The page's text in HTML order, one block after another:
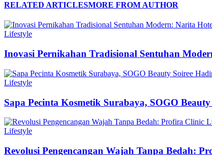
RELATED ARTICLESMORE FROM AUTHOR
Lifestyle
Inovasi Pernikahan Tradisional Sentuhan
Lifestyle
Sapa Pecinta Kosmetik Surabaya, SOGO
Lifestyle
Revolusi Pengencangan Wajah Tanpa Bedah: